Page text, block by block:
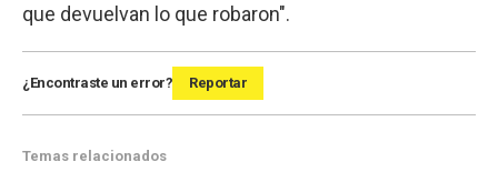
que devuelvan lo que robaron".
¿Encontraste un error? Reportar
Temas relacionados